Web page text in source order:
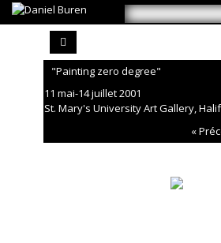
"Painting zero degree"
11 mai-14 juillet 2001
St. Mary's University Art Gallery,
«